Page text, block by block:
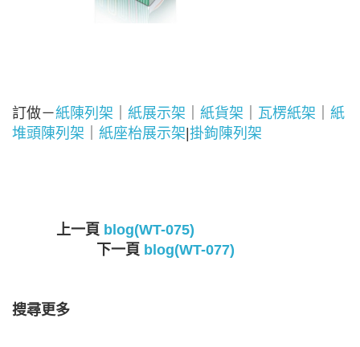
訂做－紙陳列架 紙展示架 紙貨架 瓦楞紙架
紙
堆頭陳列架
紙座枱展示架 掛鉤陳列架
上一頁 blog(WT-075)
下一頁 blog(WT-077)
搜尋更多